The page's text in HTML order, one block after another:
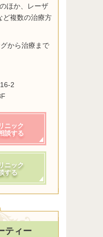
ほか、レーザ
ど複数の治療方
から治療まで
2
ニック
談する
ニック
する
ティー